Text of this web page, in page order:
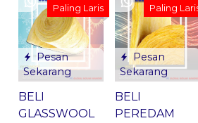
Pesan
Sekarang
Paling Laris
BELI
GLASSWOOL
Pesan
Sekarang
Paling
BELI
PEREDAM